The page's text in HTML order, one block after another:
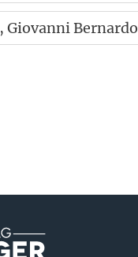
, Giovanni Bernardo